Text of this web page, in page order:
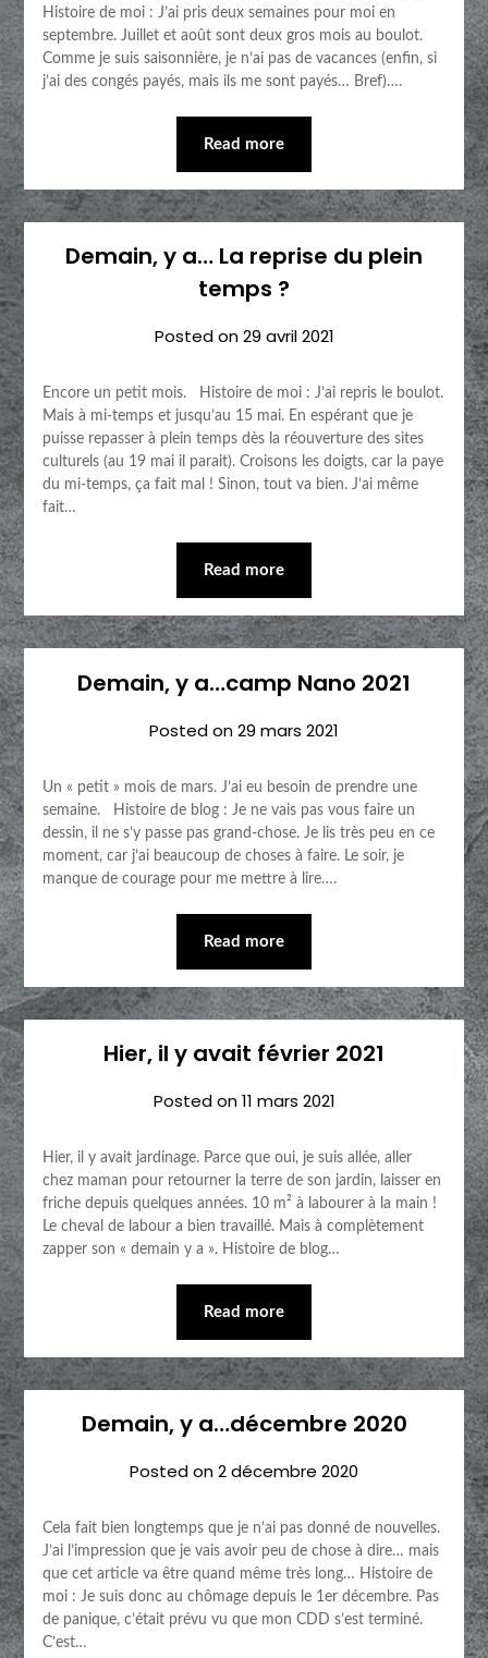
Histoire de moi : J’ai pris deux semaines pour moi en
septembre. Juillet et août sont deux gros mois au boulot.
Comme je suis saisonnière, je n’ai pas de vacances (enfin, si
j’ai des congés payés, mais ils me sont payés… Bref)….
Read more
Demain, y a… La reprise du plein
temps ?
Posted on29 avril 2021
Encore un petit mois. Histoire de moi : J’ai repris le boulot.
Mais à mi-temps et jusqu’au 15 mai. En espérant que je
puisse repasser à plein temps dès la réouverture des sites
culturels (au 19 mai il parait). Croisons les doigts, car la paye
du mi-temps, ça fait mal ! Sinon, tout va bien. J’ai même
fait…
Read more
Demain, y a…camp Nano 2021
Posted on29 mars 2021
Un « petit » mois de mars. J’ai eu besoin de prendre une
semaine. Histoire de blog : Je ne vais pas vous faire un
dessin, il ne s’y passe pas grand-chose. Je lis très peu en ce
moment, car j’ai beaucoup de choses à faire. Le soir, je
manque de courage pour me mettre à lire….
Read more
Hier, il y avait février 2021
Posted on11 mars 2021
Hier, il y avait jardinage. Parce que oui, je suis allée, aller
chez maman pour retourner la terre de son jardin, laisser en
friche depuis quelques années. 10 m² à labourer à la main !
Le cheval de labour a bien travaillé. Mais à complètement
zapper son « demain y a ». Histoire de blog…
Read more
Demain, y a…décembre 2020
Posted on2 décembre 2020
Cela fait bien longtemps que je n’ai pas donné de nouvelles.
J’ai l’impression que je vais avoir peu de chose à dire… mais
que cet article va être quand même très long… Histoire de
moi : Je suis donc au chômage depuis le 1er décembre. Pas
de panique, c’était prévu vu que mon CDD s’est terminé.
C’est…